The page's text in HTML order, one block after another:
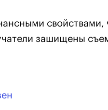
свойствами,
зашищены